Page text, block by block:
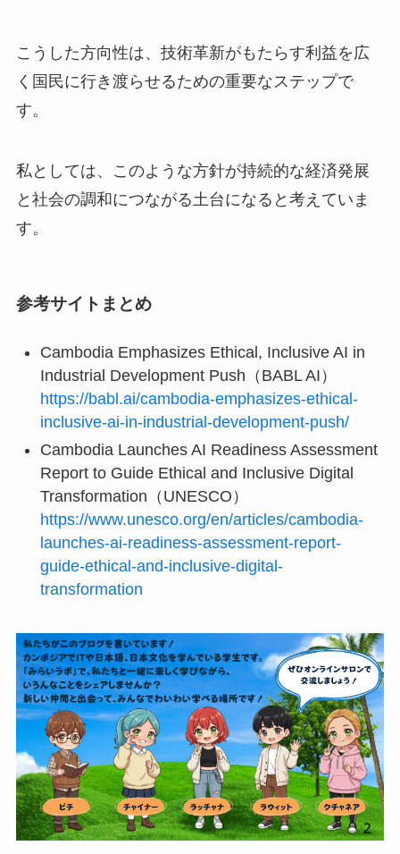
こうした方向性は、技術革新がもたらす利益を広
く国民に行き渡らせるための重要なステップで
す。
私としては、このような方針が持続的な経済発展
と社会の調和につながる土台になると考えていま
す。
参考サイトまとめ
Cambodia Emphasizes Ethical, Inclusive AI in
Industrial Development Push（BABL AI）
https://babl.ai/cambodia-emphasizes-ethical-
inclusive-ai-in-industrial-development-push/
Cambodia Launches AI Readiness Assessment
Report to Guide Ethical and Inclusive Digital
Transformation（UNESCO）
https://www.unesco.org/en/articles/cambodia-
launches-ai-readiness-assessment-report-
guide-ethical-and-inclusive-digital-
transformation